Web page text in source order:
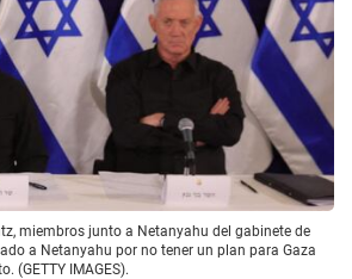
miembros junto a Netanyahu del gabinete de
a Netanyahu por no tener un plan para Gaza
(GETTY IMAGES).